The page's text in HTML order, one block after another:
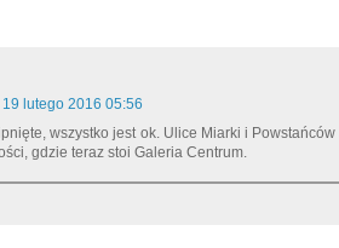
19 lutego 2016 05:56
wszystko jest ok. Ulice Miarki i
gdzie teraz stoi Galeria Centrum.